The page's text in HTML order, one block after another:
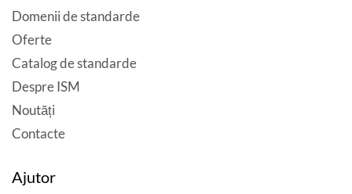
Domenii de standarde
Oferte
Catalog de standarde
Despre ISM
Noutăți
Contacte
Ajutor